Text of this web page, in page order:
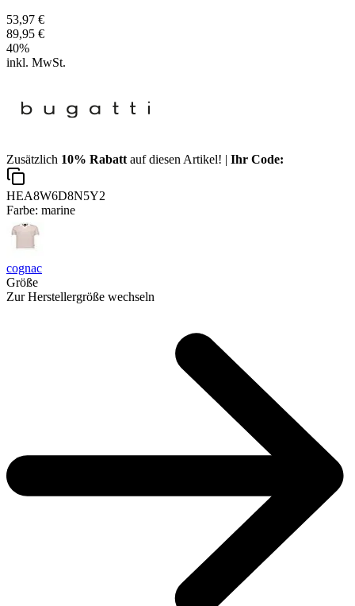
53,97 €
89,95 €
40%
inkl. MwSt.
Zusätzlich 10% Rabatt auf diesen Artikel! | Ihr Code:
HEA8W6D8N5Y2
Farbe: marine
cognac
Größe
Zur Herstellergröße wechseln